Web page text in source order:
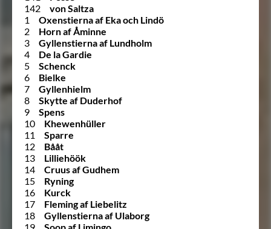
142
von Saltza
1
Oxenstierna af Eka och Lindö
2
Horn af Åminne
3
Gyllenstierna af Lundholm
4
De la Gardie
5
Schenck
6
Bielke
7
Gyllenhielm
8
Skytte af Duderhof
9
Spens
10
Khewenhüller
11
Sparre
12
Bååt
13
Lilliehöök
14
Cruus af Gudhem
15
Ryning
16
Kurck
17
Fleming af Liebelitz
18
Gyllenstierna af Ulaborg